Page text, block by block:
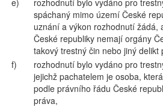
e)
rozhodnutí bylo vydáno pro
spáchaný mimo území České
uznání a výkon rozhodnutí žádá,
České republiky nemají orgány
takový trestný čin nebo jiný delikt
f)
rozhodnutí bylo vydáno pro
jejichž pachatelem je osoba,
podle právního řádu České
práva,